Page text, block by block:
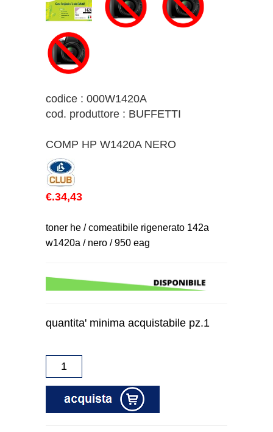
codice : 000W1420A
cod. produttore : BUFFETTI
COMP HP W1420A NERO
€.34,43
toner he / comeatibile rigenerato 142a
w1420a / nero / 950 eag
quantita' minima acquistabile pz.1